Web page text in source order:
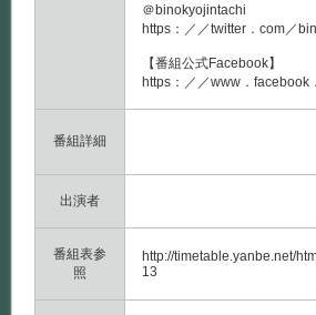
＠binokyojintachi
https：／／twitter．com／
【番組公式Facebook】
https：／／www．facebook
番組詳細
出演者
番組表参
照
http://timetable.yanbe.net/
13